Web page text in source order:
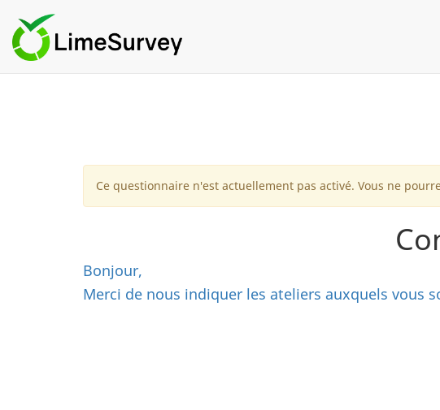
Ce questionnaire n'est actuellement pas activé. Vous ne
Bonjour,
Merci de nous indiquer les ateliers auxquels vous